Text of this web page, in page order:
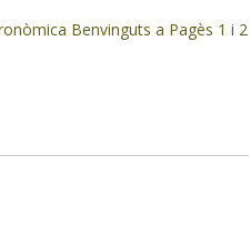
Benvinguts a Pagès 1 i 2